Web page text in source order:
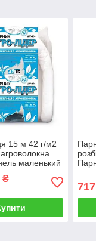
15 м 42 г/м2
маленький
₴